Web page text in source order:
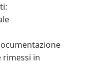
rimessi in